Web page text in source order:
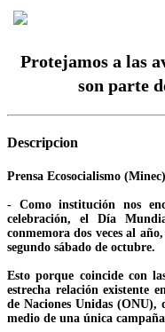
Protejamos a las
son parte
Descripcion
Prensa Ecosocialismo
- Como institución nos
celebración, el Día
conmemora dos veces al
segundo sábado de octubre.
Esto porque coincide con
estrecha relación existente
de Naciones Unidas
medio de una única